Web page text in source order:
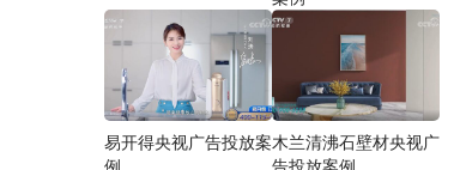
易开得央视广告投放案木兰清沸石壁材央视广